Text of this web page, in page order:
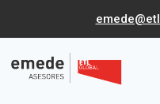
al
contenido